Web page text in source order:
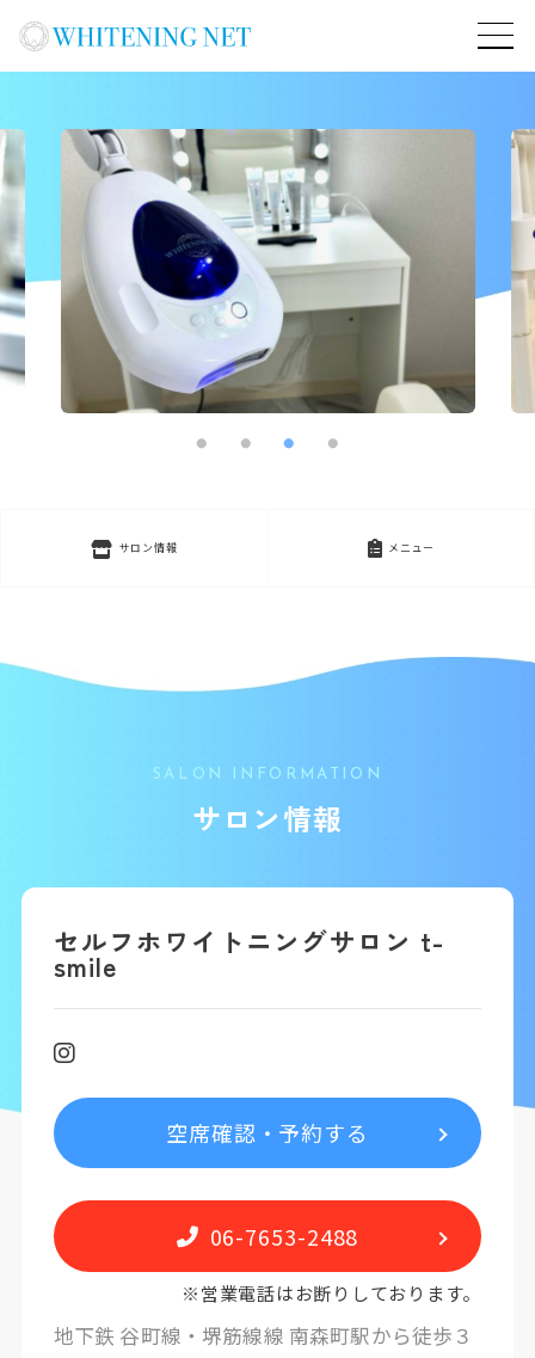
サロン情報 メニュー
SALON INFORMATION
サロン情報
セルフホワイトニングサロン t-
smile
空席確認・予約する
06-7653-2488
※営業電話はお断りしております。
地下鉄 谷町線・堺筋線線 南森町駅から徒歩３